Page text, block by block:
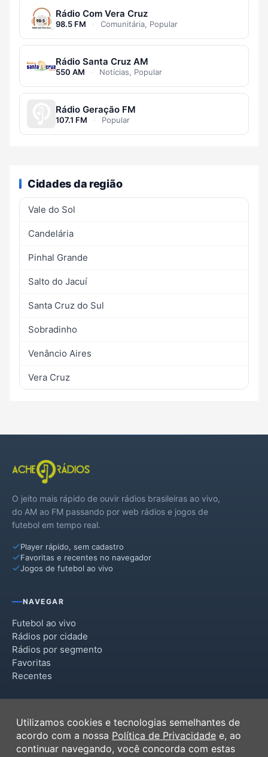
Rádio Com Vera Cruz
98.5 FM · Comunitária, Popular
Rádio Santa Cruz AM
550 AM · Notícias, Popular
Rádio Geração FM
107.1 FM · Popular
Cidades da região
Vale do Sol
Candelária
Pinhal Grande
Salto do Jacuí
Santa Cruz do Sul
Sobradinho
Venâncio Aires
Vera Cruz
O jeito mais rápido de ouvir rádios brasileiras ao vivo,
do AM ao FM passando por web rádios e jogos de
futebol em tempo real.
Player rápido, sem cadastro
Favoritas e recentes no navegador
Jogos de futebol ao vivo
NAVEGAR
Futebol ao vivo
Rádios por cidade
Rádios por segmento
Favoritas
Recentes
Termos de Uso
Política de Privacidade
Utilizamos cookies e tecnologias semelhantes de
acordo com a nossa Política de Privacidade e, ao
continuar navegando, você concorda com estas